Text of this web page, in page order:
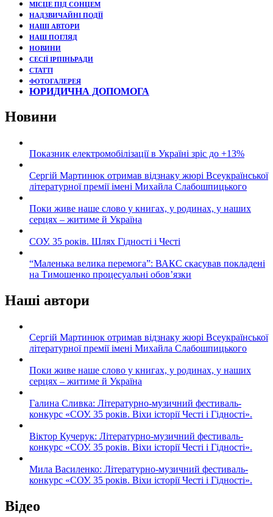
МІСЦЕ ПІД СОНЦЕМ
НАДЗВИЧАЙНІ ПОДЇЇ
НАШІ АВТОРИ
НАШ ПОГЛЯД
НОВИНИ
СЕСІЇ ІРПІНЬРАДИ
СТАТТІ
ФОТОГАЛЕРЕЯ
ЮРИДИЧНА ДОПОМОГА
Новини
Показник електромобілізації в Україні зріс до +13%
Сергій Мартинюк отримав відзнаку жюрі Всеукраїнської
літературної премії імені Михайла Слабошпицького
Поки живе наше слово у книгах, у родинах, у наших
серцях – житиме й Україна
СОУ. 35 років. Шлях Гідності і Честі
“Маленька велика перемога”: ВАКС скасував покладені
на Тимошенко процесуальні обов’язки
Наші автори
Сергій Мартинюк отримав відзнаку жюрі Всеукраїнської
літературної премії імені Михайла Слабошпицького
Поки живе наше слово у книгах, у родинах, у наших
серцях – житиме й Україна
Галина Сливка: Літературно-музичний фестиваль-
конкурс «СОУ. 35 років. Віхи історії Честі і Гідності».
Віктор Кучерук: Літературно-музичний фестиваль-
конкурс «СОУ. 35 років. Віхи історії Честі і Гідності».
Мила Василенко: Літературно-музичний фестиваль-
конкурс «СОУ. 35 років. Віхи історії Честі і Гідності».
Відео